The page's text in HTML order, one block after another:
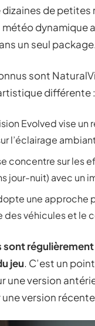
dizaines de
dynamique
un seul package.
sont
différente :
Evolved vise
l’éclairage
concentre sur les
jour-nuit) avec un
une approche
des véhicules et le
sont
jeu. C’est un
une version
une version